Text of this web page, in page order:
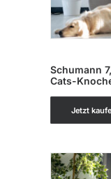
Schumann
Cats-
Jetzt